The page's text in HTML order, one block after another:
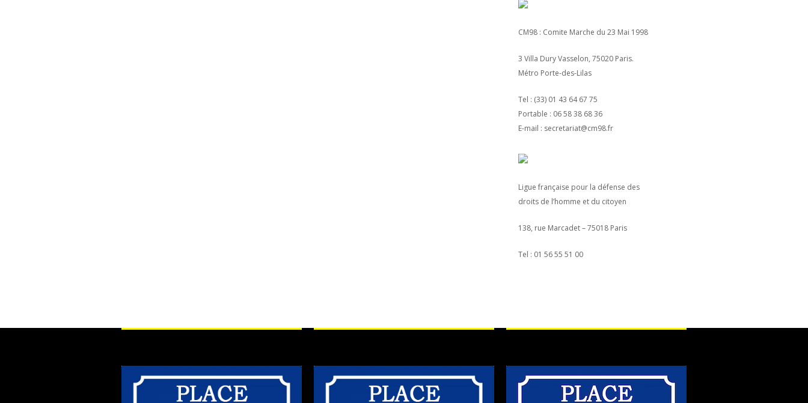
CM98 : Comite Marche du 23 Mai 1998
3 Villa Dury Vasselon, 75020 Paris.
Métro Porte-des-Lilas
Tel : (33) 01 43 64 67 75
Portable : 06 58 38 68 36
E-mail : secretariat@cm98.fr
Ligue française pour la défense des
droits de l’homme et du citoyen
138, rue Marcadet – 75018 Paris
Tel : 01 56 55 51 00